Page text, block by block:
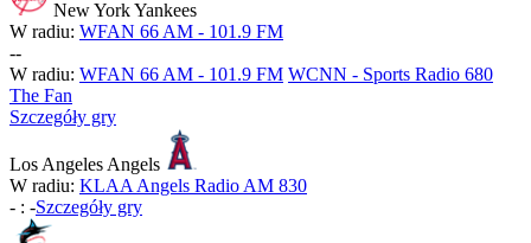
New York Yankees
W radiu: WFAN 66 AM - 101.9 FM
--
W radiu: WFAN 66 AM - 101.9 FM WCNN - Sports Radio 680
The Fan
Szczegóły gry
Los Angeles Angels
W radiu: KLAA Angels Radio AM 830
- : -Szczegóły gry